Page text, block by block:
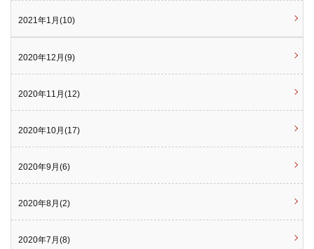
2021年1月(10)
2020年12月(9)
2020年11月(12)
2020年10月(17)
2020年9月(6)
2020年8月(2)
2020年7月(8)